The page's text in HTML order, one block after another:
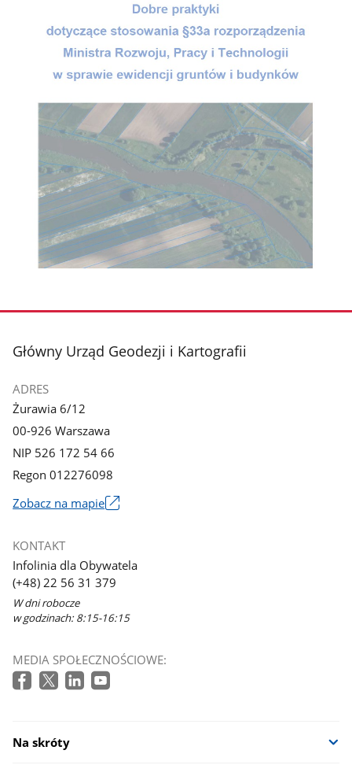
stopka
Główny Urząd Geodezji i Kartografii
ADRES
Żurawia 6/12
00-926 Warszawa
NIP 526 172 54 66
Regon 012276098
Zobacz na mapie
się
w
nowym
oknie
KONTAKT
Infolinia dla Obywatela
(+48) 22 56 31 379
W dni robocze
w godzinach: 8:15-16:15
MEDIA SPOŁECZNOŚCIOWE:
Na skróty